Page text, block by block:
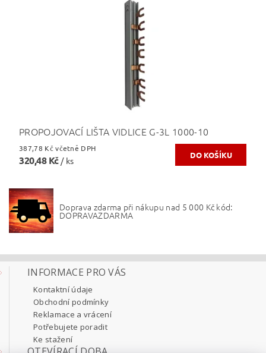
PROPOJOVACÍ LIŠTA VIDLICE G-3L 1000-10
387,78 Kč včetně DPH
320,48 Kč/ ks
Doprava zdarma při nákupu nad 5 000 Kč kód:
DOPRAVAZDARMA
INFORMACE PRO VÁS
Kontaktní údaje
Obchodní podmínky
Reklamace a vrácení
Potřebujete poradit
Ke stažení